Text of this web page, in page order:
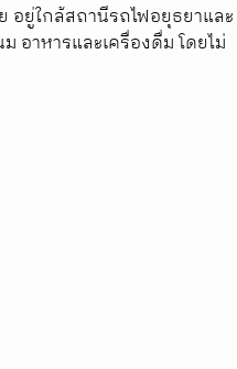
อยู่ใกล้สถานีรถไฟอยุธยาและ
าหารและเครื่องดื่ม โดยไม่